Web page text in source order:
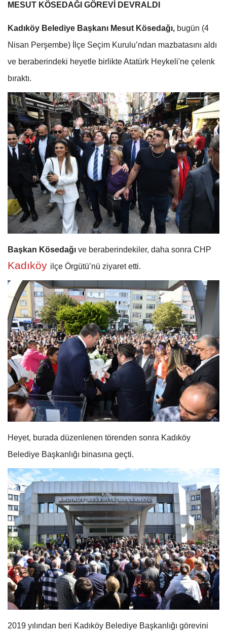
MESUT KÖSEDAĞI GÖREVİ DEVRALDI
Kadıköy Belediye Başkanı Mesut Kösedağı, bugün (4
Nisan Perşembe) İlçe Seçim Kurulu’ndan mazbatasını aldı
ve beraberindeki heyetle birlikte Atatürk Heykeli'ne çelenk
bıraktı.
Başkan Kösedağı ve beraberindekiler, daha sonra CHP
Kadıköy ilçe Örgütü’nü ziyaret etti.
Heyet, burada düzenlenen törenden sonra Kadıköy
Belediye Başkanlığı binasına geçti.
2019 yılından beri Kadıköy Belediye Başkanlığı görevini